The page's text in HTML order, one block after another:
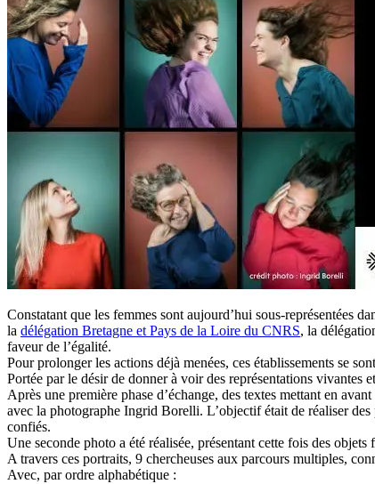
Constatant que les femmes sont aujourd’hui sous-représentées
la délégation Bretagne et Pays de la Loire du CNRS, la
faveur de l’égalité.
Pour prolonger les actions déjà menées, ces établissements se
Portée par le désir de donner à voir des représentations vivantes
Après une première phase d’échange, des textes mettant en
avec la photographe Ingrid Borelli. L’objectif était de réaliser
confiés.
Une seconde photo a été réalisée, présentant cette fois des
A travers ces portraits, 9 chercheuses aux parcours multiples,
Avec, par ordre alphabétique :